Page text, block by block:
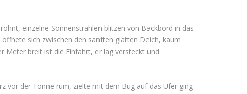
einzelne Sonnenstrahlen blitzen von Backbord in das
sich zwischen den sanften glatten Deich, kaum
Meter breit ist die Einfahrt, er lag versteckt und
vor der Tonne rum, zielte mit dem Bug auf das Ufer ging